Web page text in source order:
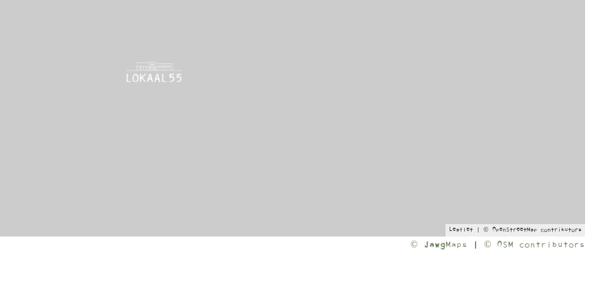
Leaflet | © OpenStreetMap contributors
© JawgMaps | © OSM contributors